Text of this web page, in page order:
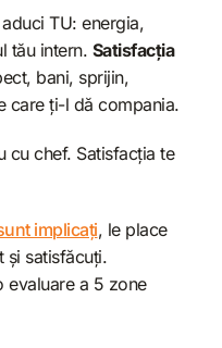
TU: energia,
tău intern. Satisfacția
bani, sprijin,
care ți-l dă compania.
cu chef. Satisfacția te
implicați, le place
și satisfăcuți.
evaluare a 5 zone